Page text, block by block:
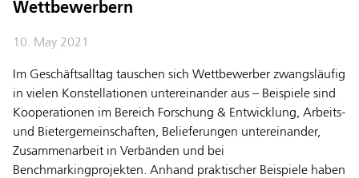
Wettbewerbern
10. May 2021
Im Geschäftsalltag tauschen sich Wettbewerber zwangsläufig
in vielen Konstellationen untereinander aus – Beispiele sind
Kooperationen im Bereich Forschung & Entwicklung, Arbeits-
und Bietergemeinschaften, Belieferungen untereinander,
Zusammenarbeit in Verbänden und bei
Benchmarkingprojekten. Anhand praktischer Beispiele haben